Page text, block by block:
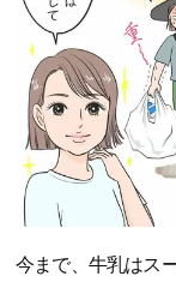
今まで、牛乳はス